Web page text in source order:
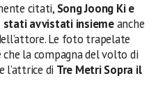
citati, Song Joong Ki e
stati avvistati insiemeanche
Le foto trapelate
la compagna del volto di
di Tre Metri Sopra il